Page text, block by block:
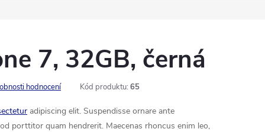
7, 32GB, černá
hodnocení Kód produktu: 65
adipiscing elit. Suspendisse ornare ante
porttitor quam hendrerit. Maecenas rhoncus enim leo,